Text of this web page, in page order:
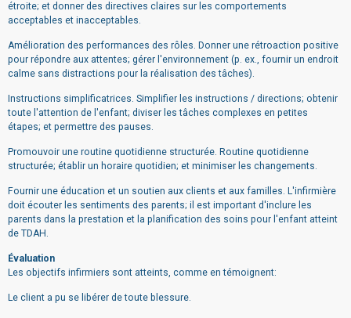
étroite; et donner des directives claires sur les comportements
acceptables et inacceptables.
Amélioration des performances des rôles. Donner une rétroaction positive
pour répondre aux attentes; gérer l'environnement (p. ex., fournir un endroit
calme sans distractions pour la réalisation des tâches).
Instructions simplificatrices. Simplifier les instructions / directions; obtenir
toute l'attention de l'enfant; diviser les tâches complexes en petites
étapes; et permettre des pauses.
Promouvoir une routine quotidienne structurée. Routine quotidienne
structurée; établir un horaire quotidien; et minimiser les changements.
Fournir une éducation et un soutien aux clients et aux familles. L'infirmière
doit écouter les sentiments des parents; il est important d'inclure les
parents dans la prestation et la planification des soins pour l'enfant atteint
de TDAH.
Évaluation
Les objectifs infirmiers sont atteints, comme en témoignent:
Le client a pu se libérer de toute blessure.